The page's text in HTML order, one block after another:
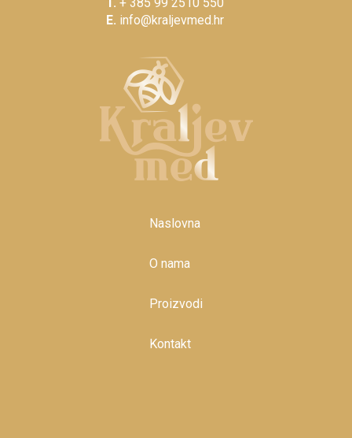
E. info@kraljevmed.hr
Naslovna
O nama
Proizvodi
Kontakt